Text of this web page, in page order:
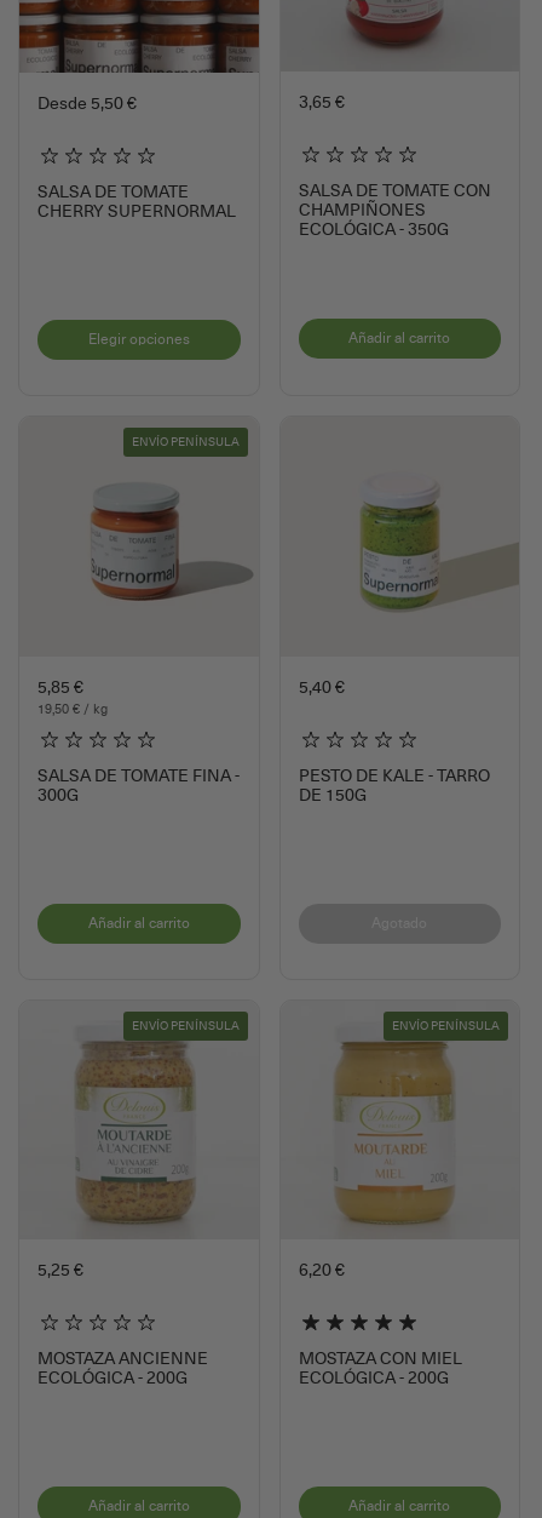
Desde 5,50 €
SALSA DE TOMATE
CHERRY SUPERNORMAL
Elegir opciones
3,65 €
SALSA DE TOMATE CON
CHAMPIÑONES
ECOLÓGICA - 350G
Añadir al carrito
5,85 €
19,50 € / kg
SALSA DE TOMATE FINA -
300G
Añadir al carrito
ENVÍO PENÍNSULA
5,40 €
PESTO DE KALE - TARRO
DE 150G
5,25 €
MOSTAZA ANCIENNE
ECOLÓGICA - 200G
Añadir al carrito
ENVÍO PENÍNSULA
6,20 €
MOSTAZA CON MIEL
ECOLÓGICA - 200G
Añadir al carrito
ENVÍO PENÍNSULA